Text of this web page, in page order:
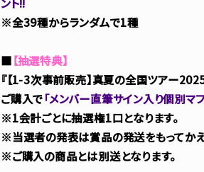
※全39種からランダムで1種
■【抽選特典】
『【1-3次事前販売】真夏の全国ツアー
ご購入で「メンバー直筆サイン入り個別
※1会計ごとに抽選権1口となります。
※当選者の発表は賞品の発送をもってかえ
※ご購入の商品とは別送となります。